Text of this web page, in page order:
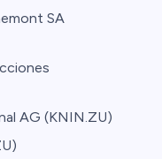
SA
AG (KNIN.ZU)